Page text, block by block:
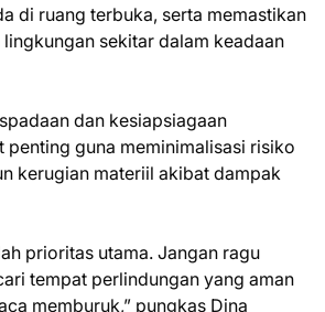
di ruang terbuka, serta memastikan
sekitar dalam keadaan
dan kesiapsiagaan
penting guna meminimalisasi risiko
kerugian materiil akibat dampak
prioritas utama. Jangan ragu
tempat perlindungan yang aman
memburuk,” pungkas Dina